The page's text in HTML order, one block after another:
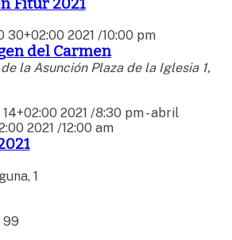
Fitur 2021
2021 /10:00 pm
del Carmen
la Asunción Plaza de la Iglesia 1,
2021 /8:30 pm-abril
2021 /12:00 am
1
99